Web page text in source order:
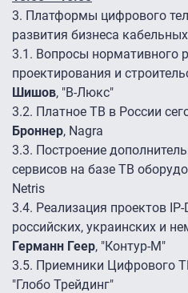
3. Платформы цифрового
развития бизнеса
3.1. Вопросы нормативного
проектирования и
Шишов, "В-Люкс"
3.2. Платное ТВ в России
Броннер, Nagra
3.3. Построение
сервисов на базе ТВ
Netris
3.4. Реализация проектов
российских, украинских и
Германн Геер, "Контур-М"
3.5. Приемники Цифрового
"Глобо Трейдинг"